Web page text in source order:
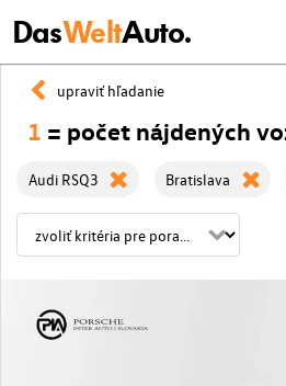
DasWeltAuto.
upraviť hľadanie
1 = počet nájdených
Audi RSQ3 Bratislava